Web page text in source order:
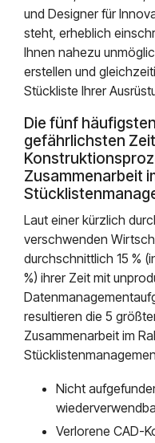
und Designer für
steht, erheblich
Ihnen nahezu
erstellen und
Stückliste Ihrer
Die fünf
gefährlichsten
Zusammenarbeit
Laut einer kürzlich
verschwenden
durchschnittlich 15 %
%) ihrer Zeit mit
resultieren die 5
Zusammenarbeit im
Nicht
Verlorene CAD-